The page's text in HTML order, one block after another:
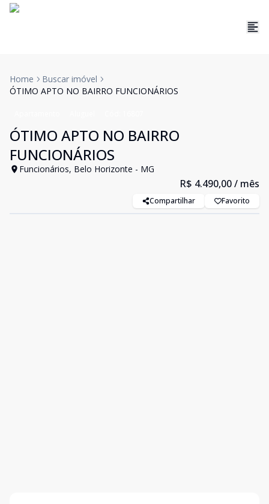
Home
Buscar imóvel
ÓTIMO APTO NO BAIRRO FUNCIONÁRIOS
ÓTIMO APTO NO BAIRRO
FUNCIONÁRIOS
Funcionários, Belo Horizonte - MG
R$ 4.490,00/ mês
Compartilhar Favorito